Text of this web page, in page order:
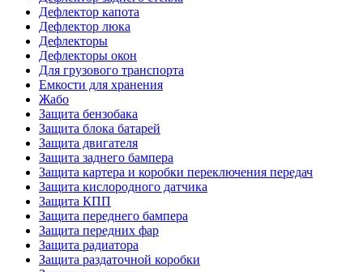
Дефлектор капота
Дефлектор люка
Дефлекторы
Дефлекторы окон
Для грузового транспорта
Емкости для хранения
Жабо
Защита бензобака
Защита блока батарей
Защита двигателя
Защита заднего бампера
Защита картера и коробки переключения передач
Защита кислородного датчика
Защита КПП
Защита переднего бампера
Защита передних фар
Защита радиатора
Защита раздаточной коробки